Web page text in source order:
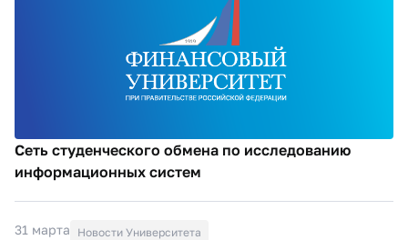
Сеть студенческого обмена по исследованию
информационных систем
31 марта Новости Университета